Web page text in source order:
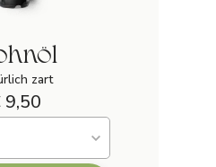
zart
9,50